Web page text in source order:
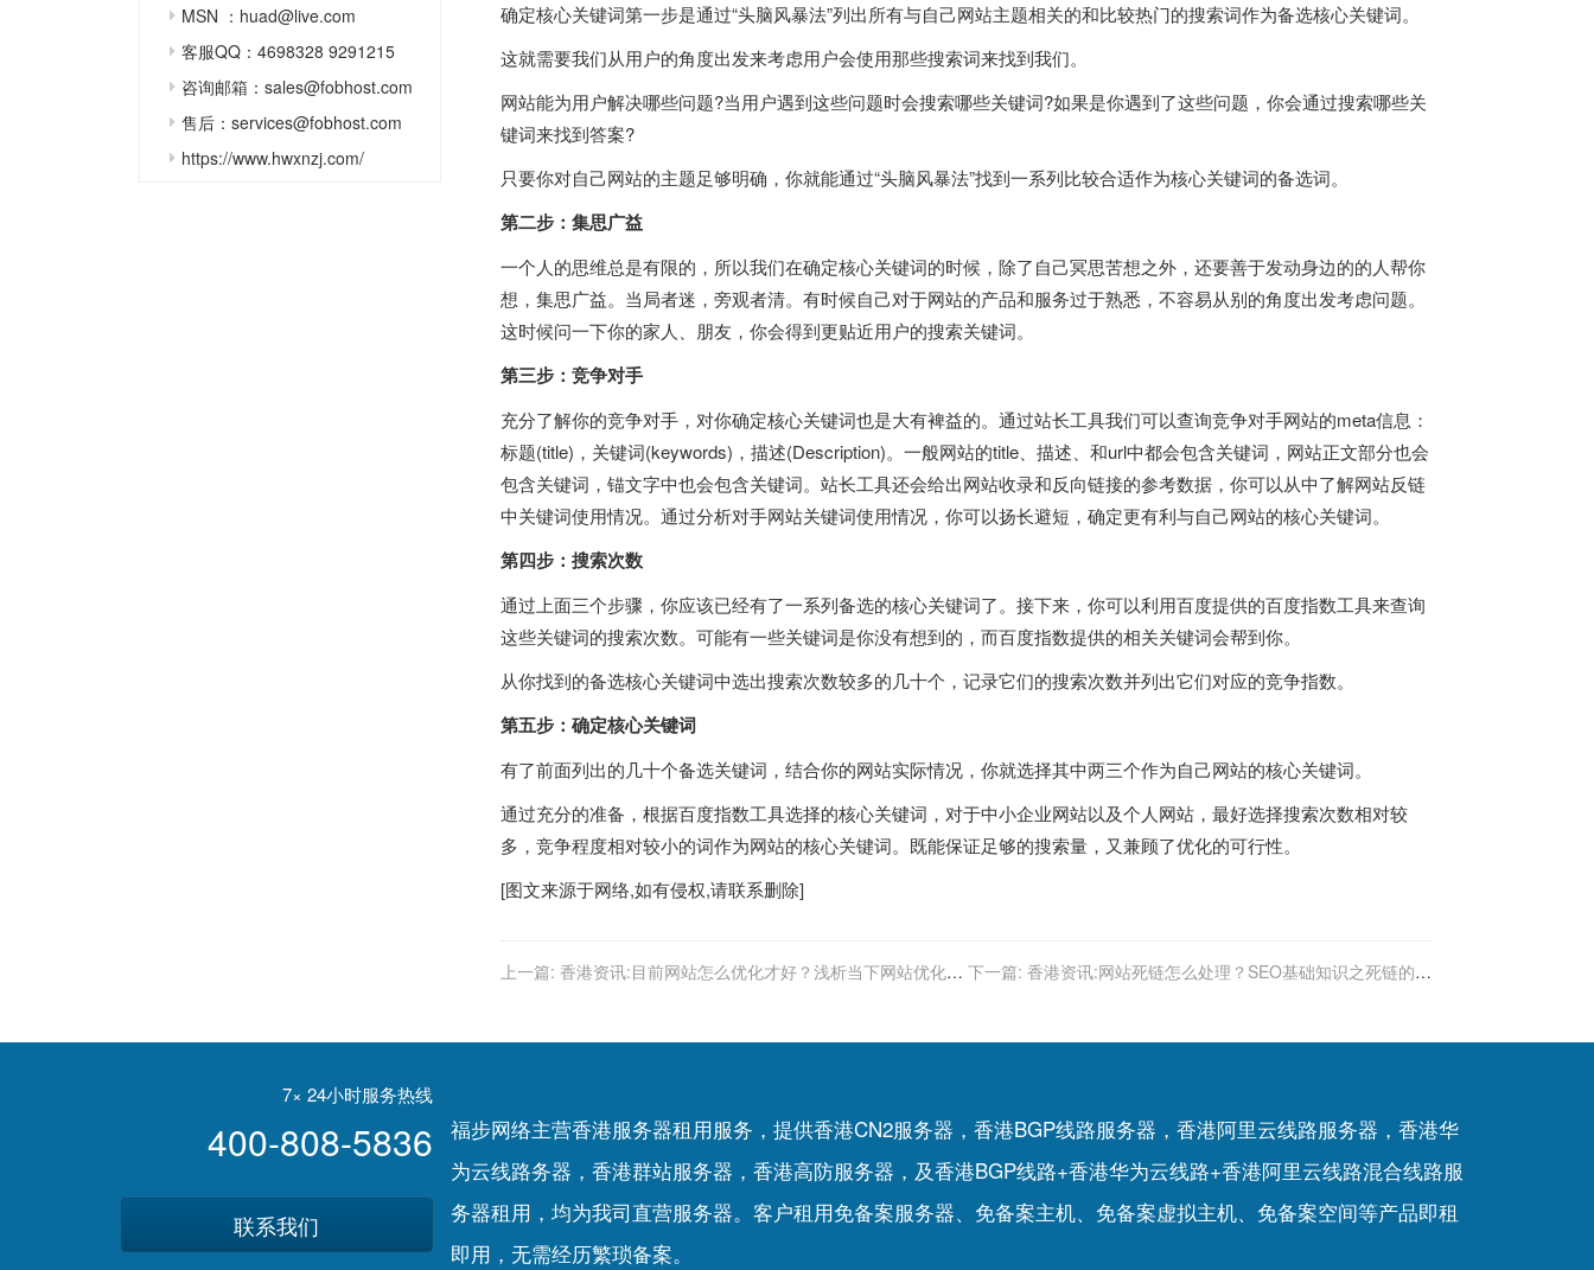
MSN ：huad@live.com
客服QQ：4698328 9291215
咨询邮箱：sales@fobhost.com
售后：services@fobhost.com
https://www.hwxnzj.com/
确定核心关键词第一步是通过“头脑风暴法”列出所有与自己网站主题相关的和比较热门的搜索词作为备选核心关键词。
这就需要我们从用户的角度出发来考虑用户会使用那些搜索词来找到我们。
网站能为用户解决哪些问题?当用户遇到这些问题时会搜索哪些关键词?如果是你遇到了这些问题，你会通过搜索哪些关
键词来找到答案?
只要你对自己网站的主题足够明确，你就能通过“头脑风暴法”找到一系列比较合适作为核心关键词的备选词。
第二步：集思广益
一个人的思维总是有限的，所以我们在确定核心关键词的时候，除了自己冥思苦想之外，还要善于发动身边的的人帮你
想，集思广益。当局者迷，旁观者清。有时候自己对于网站的产品和服务过于熟悉，不容易从别的角度出发考虑问题。
这时候问一下你的家人、朋友，你会得到更贴近用户的搜索关键词。
第三步：竞争对手
充分了解你的竞争对手，对你确定核心关键词也是大有裨益的。通过站长工具我们可以查询竞争对手网站的meta信息：
标题(title)，关键词(keywords)，描述(Description)。一般网站的title、描述、和url中都会包含关键词，网站正文部分也会
包含关键词，锚文字中也会包含关键词。站长工具还会给出网站收录和反向链接的参考数据，你可以从中了解网站反链
中关键词使用情况。通过分析对手网站关键词使用情况，你可以扬长避短，确定更有利与自己网站的核心关键词。
第四步：搜索次数
通过上面三个步骤，你应该已经有了一系列备选的核心关键词了。接下来，你可以利用百度提供的百度指数工具来查询
这些关键词的搜索次数。可能有一些关键词是你没有想到的，而百度指数提供的相关关键词会帮到你。
从你找到的备选核心关键词中选出搜索次数较多的几十个，记录它们的搜索次数并列出它们对应的竞争指数。
第五步：确定核心关键词
有了前面列出的几十个备选关键词，结合你的网站实际情况，你就选择其中两三个作为自己网站的核心关键词。
通过充分的准备，根据百度指数工具选择的核心关键词，对于中小企业网站以及个人网站，最好选择搜索次数相对较
多，竞争程度相对较小的词作为网站的核心关键词。既能保证足够的搜索量，又兼顾了优化的可行性。
[图文来源于网络,如有侵权,请联系删除]
上一篇: 香港资讯:目前网站怎么优化才好？浅析当下网站优化的 下一篇: 香港资讯:网站死链怎么处理？SEO基础知识之死链的产
7× 24小时服务热线
400-808-5836
联系我们
福步网络主营香港服务器租用服务，提供香港CN2服务器，香港BGP线路服务器，香港阿里云线路服务器，香港华
为云线路务器，香港群站服务器，香港高防服务器，及香港BGP线路+香港华为云线路+香港阿里云线路混合线路服
务器租用，均为我司直营服务器。客户租用免备案服务器、 免备案主机、 免备案虚拟主机、 免备案空间等产品即租
即用，无需经历繁琐备案。